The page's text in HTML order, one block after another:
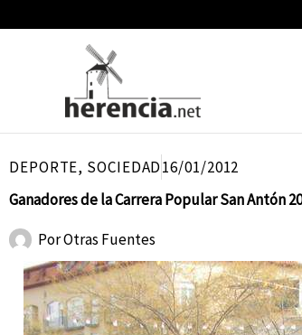
DEPORTE, SOCIEDAD16/01/2012
Ganadores de la Carrera Popular San Antón
PorOtras Fuentes